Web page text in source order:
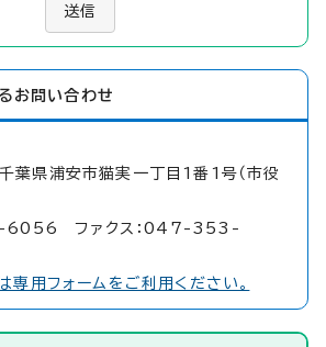
送信
お問い合わせ
県浦安市猫実一丁目1番1号（市役
6056 ファクス：047-353-
専用フォームをご利用ください。